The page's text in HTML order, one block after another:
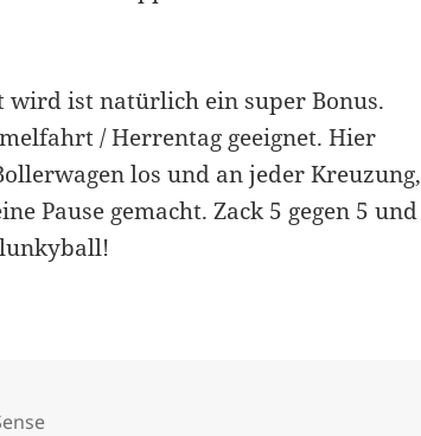
wird ist natürlich ein super Bonus.
/ Herrentag geeignet. Hier
los und an jeder Kreuzung,
Pause gemacht. Zack 5 gegen 5 und